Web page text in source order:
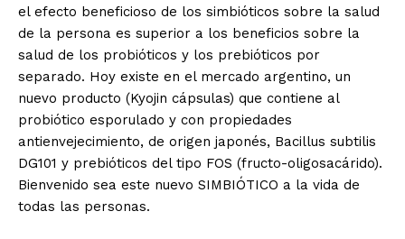
el efecto beneficioso de los simbióticos sobre la salud
de la persona es superior a los beneficios sobre la
salud de los probióticos y los prebióticos por
separado. Hoy existe en el mercado argentino, un
nuevo producto (Kyojin cápsulas) que contiene al
probiótico esporulado y con propiedades
antienvejecimiento, de origen japonés, Bacillus subtilis
DG101 y prebióticos del tipo FOS (fructo-oligosacárido).
Bienvenido sea este nuevo SIMBIÓTICO a la vida de
todas las personas.